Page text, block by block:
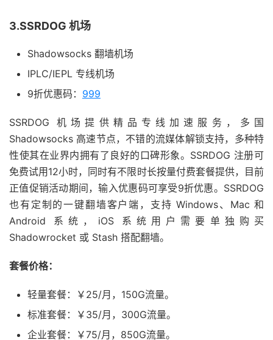
3.SSRDOG 机场
Shadowsocks 翻墙机场
IPLC/IEPL 专线机场
9折优惠码： 999
SSRDOG 机场提供精品专线加速服务，多国
Shadowsocks 高速节点，不错的流媒体解锁支持，多种特
性使其在业界内拥有了良好的口碑形象。SSRDOG 注册可
免费试用12小时，同时有不限时长按量付费套餐提供，目前
正值促销活动期间，输入优惠码可享受9折优惠。SSRDOG
也有定制的一键翻墙客户端，支持 Windows、Mac 和
Android 系统，iOS 系统用户需要单独购买
Shadowrocket 或 Stash 搭配翻墙。
套餐价格：
轻量套餐：￥25/月，150G流量。
标准套餐：￥35/月，300G流量。
企业套餐：￥75/月，850G流量。